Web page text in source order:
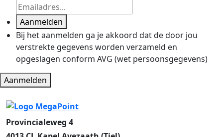
Aanmelden
Bij het aanmelden ga je akkoord dat de door jou
verstrekte gegevens worden verzameld en
opgeslagen conform AVG (wet persoonsgegevens)
Aanmelden
Provincialeweg 4